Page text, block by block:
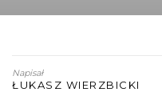
Napisał
ŁUKASZ WIERZBICKI